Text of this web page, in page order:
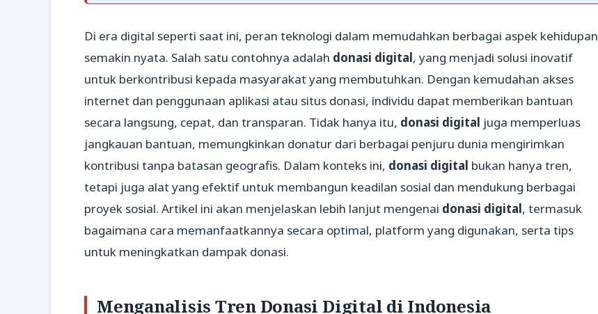
Di era digital seperti saat ini, peran teknologi dalam memudahkan berbagai aspek kehidupan
semakin nyata. Salah satu contohnya adalah donasi digital, yang menjadi solusi inovatif
untuk berkontribusi kepada masyarakat yang membutuhkan. Dengan kemudahan akses
internet dan penggunaan aplikasi atau situs donasi, individu dapat memberikan bantuan
secara langsung, cepat, dan transparan. Tidak hanya itu, donasi digital juga memperluas
jangkauan bantuan, memungkinkan donatur dari berbagai penjuru dunia mengirimkan
kontribusi tanpa batasan geografis. Dalam konteks ini, donasi digital bukan hanya tren,
tetapi juga alat yang efektif untuk membangun keadilan sosial dan mendukung berbagai
proyek sosial. Artikel ini akan menjelaskan lebih lanjut mengenai donasi digital, termasuk
bagaimana cara memanfaatkannya secara optimal, platform yang digunakan, serta tips
untuk meningkatkan dampak donasi.
Menganalisis Tren Donasi Digital di Indonesia